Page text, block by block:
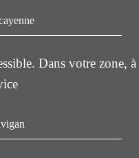
Dans votre zone, à